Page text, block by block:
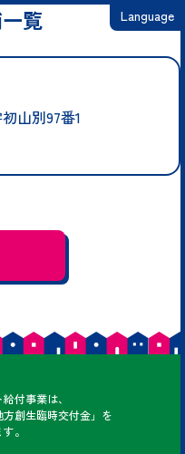
Language
覧
山別97番1
付事業は、
創生臨時交付金」を
。